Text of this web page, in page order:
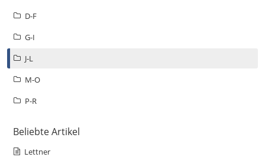
D-F
G-I
J-L
M-O
P-R
Beliebte Artikel
Lettner